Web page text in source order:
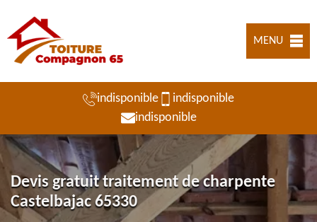
MENU
indisponible
indisponible
indisponible
Devis gratuit traitement de charpente
Castelbajac 65330